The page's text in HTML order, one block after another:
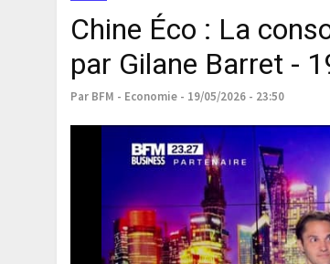
Chine Éco : La
par Gilane Barret -
Par BFM - Economie - 19/05/2026 - 23:50